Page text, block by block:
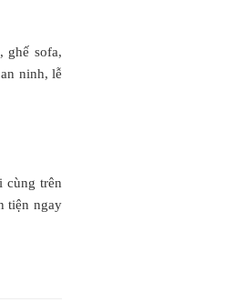
ghế sofa,
ninh, lễ
cùng trên
tiện ngay